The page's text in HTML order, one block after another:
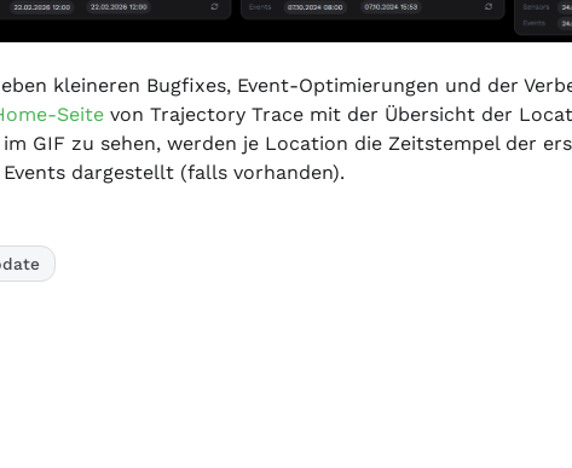
kleineren Bugfixes, Event-Optimierungen und der
Seite von Trajectory Trace mit der Übersicht der
GIF zu sehen, werden je Location die Zeitstempel der
dargestellt (falls vorhanden).